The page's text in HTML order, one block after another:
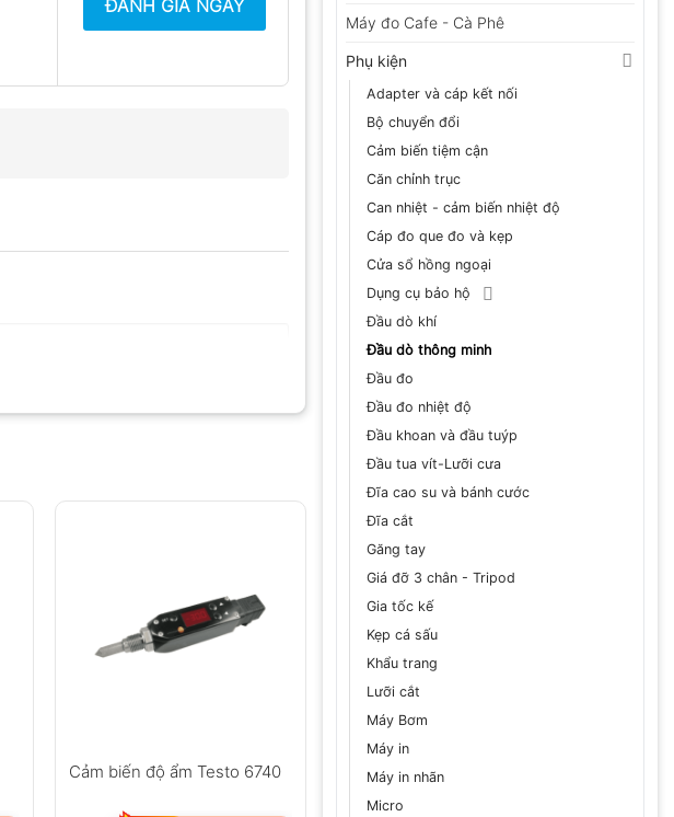
Máy đo Cafe - Cà Phê
Phụ kiện
Adapter và cáp kết nối
Bộ chuyển đổi
Cảm biến tiệm cận
Căn chỉnh trục
Can nhiệt - cảm biến nhiệt độ
Cáp đo que đo và kẹp
Cửa sổ hồng ngoại
Dụng cụ bảo hộ
Đầu dò khí
Đầu dò thông minh
Đầu đo
Đầu đo nhiệt độ
Đầu khoan và đầu tuýp
Đầu tua vít-Lưỡi cưa
Đĩa cao su và bánh cước
Đĩa cắt
Găng tay
Giá đỡ 3 chân - Tripod
Gia tốc kế
Kẹp cá sấu
Khẩu trang
Lưỡi cắt
Máy Bơm
Máy in
Máy in nhãn
Micro
ĐÁNH GIÁ NGAY
Cảm biến độ ẩm Testo 6740